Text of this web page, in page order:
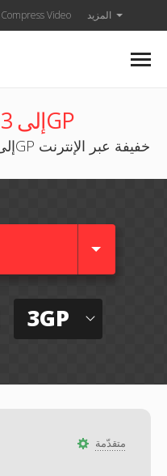
Compress Video المزيد
محول MP4 إلى 3GP
حوّل فيديوهات MP4 إلى صيغة 3GP خفيفة عبر الإنترنت
3GP
متقدّمة